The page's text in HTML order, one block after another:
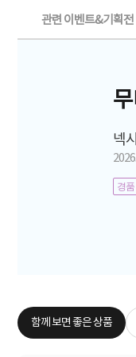
관련 이벤트&기획전
넥
경품
함께 보면 좋은 상품